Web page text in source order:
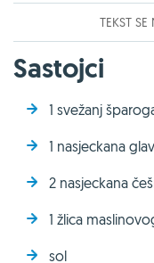
TEKST
Sastojci
1 svežanj
1 nasjeckana
2 nasjeckana
1 žlica
sol